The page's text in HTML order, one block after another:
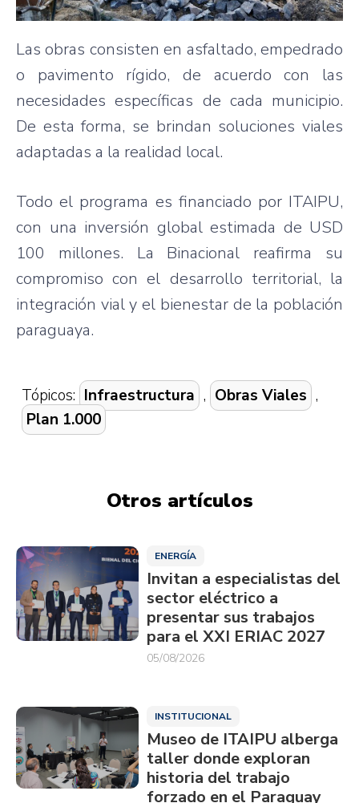
Las obras consisten en asfaltado, empedrado
o pavimento rígido, de acuerdo con las
necesidades específicas de cada municipio.
De esta forma, se brindan soluciones viales
adaptadas a la realidad local.
Todo el programa es financiado por ITAIPU,
con una inversión global estimada de USD
100 millones. La Binacional reafirma su
compromiso con el desarrollo territorial, la
integración vial y el bienestar de la población
paraguaya.
Tópicos: Infraestructura , Obras Viales ,
Plan 1.000
Otros artículos
ENERGÍA
Invitan a especialistas del
sector eléctrico a
presentar sus trabajos
para el XXI ERIAC 2027
05/08/2026
INSTITUCIONAL
Museo de ITAIPU alberga
taller donde exploran
historia del trabajo
forzado en el Paraguay